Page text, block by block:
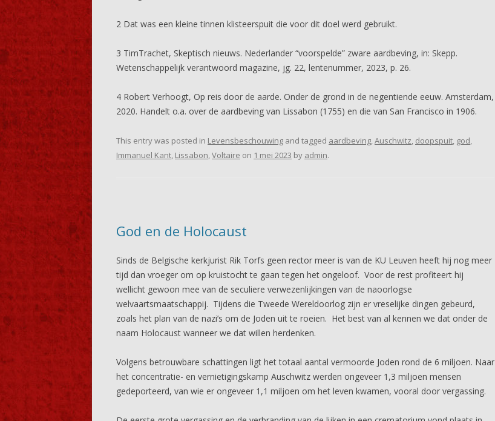
2 Dat was een kleine tinnen klisteerspuit die voor dit doel werd gebruikt.
3 TimTrachet, Skeptisch nieuws. Nederlander “voorspelde” zware aardbeving, in: Skepp.
Wetenschappelijk verantwoord magazine, jg. 22, lentenummer, 2023, p. 26.
4 Robert Verhoogt, Op reis door de aarde. Onder de grond in de negentiende eeuw. Amsterdam,
2020. Handelt o.a. over de aardbeving van Lissabon (1755) en die van San Francisco in 1906.
This entry was posted in Levensbeschouwing and tagged aardbeving,Auschwitz, doopspuit, god,
Immanuel Kant, Lissabon,Voltaire on 1 mei 2023 by admin.
God en de Holocaust
Sinds de Belgische kerkjurist Rik Torfs geen rector meer is van de KU Leuven heeft hij nog meer
tijd dan vroeger om op kruistocht te gaan tegen het ongeloof. Voor de rest profiteert hij
wellicht gewoon mee van de seculiere verwezenlijkingen van de naoorlogse
welvaartsmaatschappij. Tijdens die Tweede Wereldoorlog zijn er vreselijke dingen gebeurd,
zoals het plan van de nazi’s om de Joden uit te roeien. Het best van al kennen we dat onder de
naam Holocaust wanneer we dat willen herdenken.
Volgens betrouwbare schattingen ligt het totaal aantal vermoorde Joden rond de 6 miljoen. Naar
het concentratie- en vernietigingskamp Auschwitz werden ongeveer 1,3 miljoen mensen
gedeporteerd, van wie er ongeveer 1,1 miljoen om het leven kwamen, vooral door vergassing.